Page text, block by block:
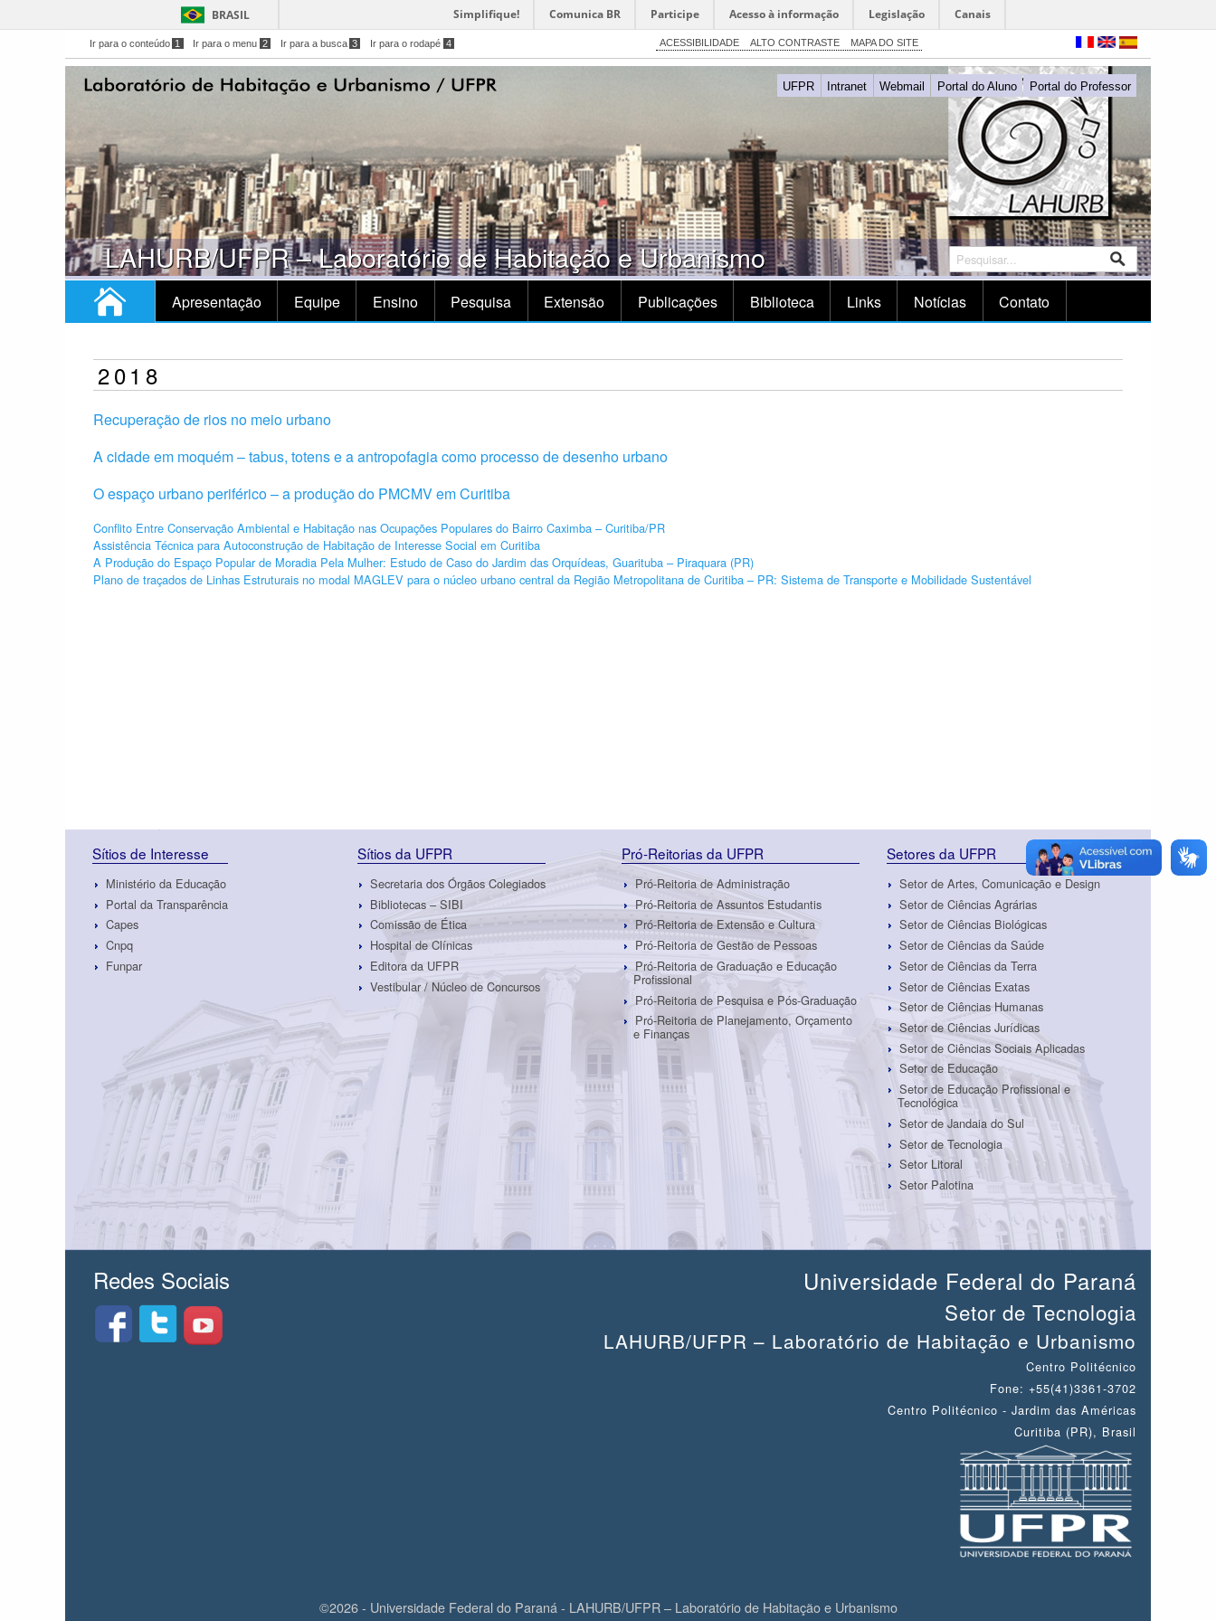
BRASIL Simplifique! Comunica BR Participe Acesso à informação Legislação Canais
Ir para o conteúdo 1 Ir para o menu 2 Ir para a busca 3 Ir para o rodapé 4 ACESSIBILIDADE ALTO CONTRASTE MAPA DO SITE
UFPR Intranet Webmail Portal do Aluno Portal do Professor
LAHURB/UFPR – Laboratório de Habitação e Urbanismo
Apresentação Equipe Ensino Pesquisa Extensão Publicações Biblioteca Links Notícias Contato
2018
Recuperação de rios no meio urbano
A cidade em moquém – tabus, totens e a antropofagia como processo de desenho urbano
O espaço urbano periférico – a produção do PMCMV em Curitiba
Conflito Entre Conservação Ambiental e Habitação nas Ocupações Populares do Bairro Caximba – Curitiba/PR
Assistência Técnica para Autoconstrução de Habitação de Interesse Social em Curitiba
A Produção do Espaço Popular de Moradia Pela Mulher: Estudo de Caso do Jardim das Orquídeas, Guarituba – Piraquara (PR)
Plano de traçados de Linhas Estruturais no modal MAGLEV para o núcleo urbano central da Região Metropolitana de Curitiba – PR: Sistema de Transporte e Mobilidade Sustentável
Sítios de Interesse
Ministério da Educação
Portal da Transparência
Capes
Cnpq
Funpar
Sítios da UFPR
Secretaria dos Órgãos Colegiados
Bibliotecas – SIBI
Comissão de Ética
Hospital de Clínicas
Editora da UFPR
Vestibular / Núcleo de Concursos
Pró-Reitorias da UFPR
Pró-Reitoria de Administração
Pró-Reitoria de Assuntos Estudantis
Pró-Reitoria de Extensão e Cultura
Pró-Reitoria de Gestão de Pessoas
Pró-Reitoria de Graduação e Educação
Profissional
Pró-Reitoria de Pesquisa e Pós-Graduação
Pró-Reitoria de Planejamento, Orçamento
e Finanças
Setores da UFPR
Setor de Artes, Comunicação e Design
Setor de Ciências Agrárias
Setor de Ciências Biológicas
Setor de Ciências da Saúde
Setor de Ciências da Terra
Setor de Ciências Exatas
Setor de Ciências Humanas
Setor de Ciências Jurídicas
Setor de Ciências Sociais Aplicadas
Setor de Educação
Setor de Educação Profissional e
Tecnológica
Setor de Jandaia do Sul
Setor de Tecnologia
Setor Litoral
Setor Palotina
Redes Sociais Universidade Federal do Paraná
Setor de Tecnologia
LAHURB/UFPR – Laboratório de Habitação e Urbanismo
Centro Politécnico
Fone: +55(41)3361-3702
Centro Politécnico - Jardim das Américas
Curitiba (PR), Brasil
©2026 - Universidade Federal do Paraná - LAHURB/UFPR – Laboratório de Habitação e Urbanismo